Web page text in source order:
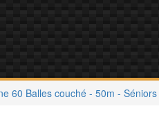
60 Balles couché - 50m - Séniors